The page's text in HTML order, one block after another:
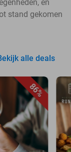
en
stand gekomen
alle deals
86%